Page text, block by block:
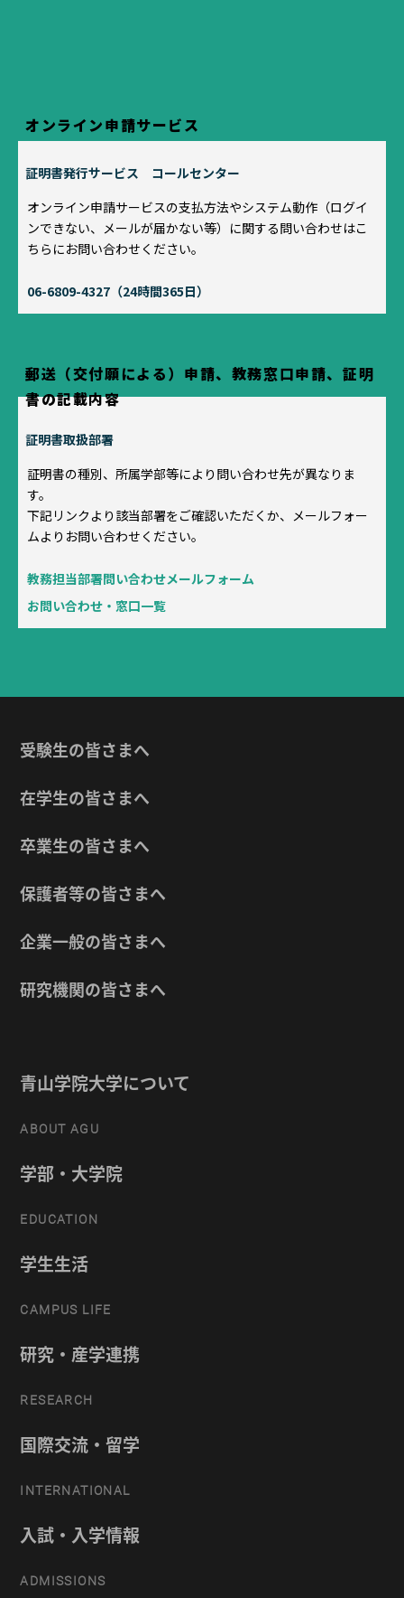
オンライン申請サービス
証明書発行サービス コールセンター
オンライン申請サービスの支払方法やシステム動作（ログイ
ンできない、メールが届かない等）に関する問い合わせはこ
ちらにお問い合わせください。
06-6809-4327（24時間365日）
郵送（交付願による）申請、教務窓口申請、証明
書の記載内容
証明書取扱部署
証明書の種別、所属学部等により問い合わせ先が異なりま
す。
下記リンクより該当部署をご確認いただくか、メールフォー
ムよりお問い合わせください。
教務担当部署問い合わせメールフォーム
お問い合わせ・窓口一覧
受験生の皆さまへ
在学生の皆さまへ
卒業生の皆さまへ
保護者等の皆さまへ
企業一般の皆さまへ
研究機関の皆さまへ
青山学院大学について
ABOUT AGU
学部・大学院
EDUCATION
学生生活
CAMPUS LIFE
研究・産学連携
RESEARCH
国際交流・留学
INTERNATIONAL
入試・入学情報
ADMISSIONS